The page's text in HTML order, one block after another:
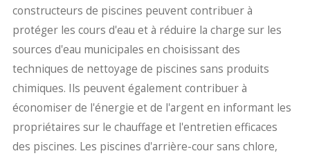
constructeurs de piscines peuvent contribuer à
protéger les cours d'eau et à réduire la charge sur les
sources d'eau municipales en choisissant des
techniques de nettoyage de piscines sans produits
chimiques. Ils peuvent également contribuer à
économiser de l'énergie et de l'argent en informant les
propriétaires sur le chauffage et l'entretien efficaces
des piscines. Les piscines d'arrière-cour sans chlore,